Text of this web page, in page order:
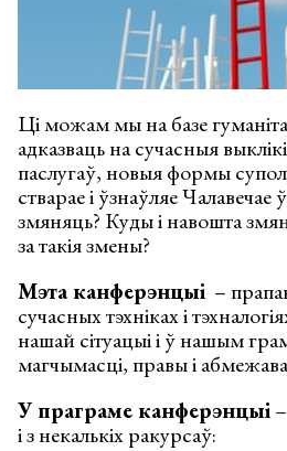
Ці можам мы на базе
адказваць на сучасныя
паслугаў, новыя формы
стварае і ўзнаўляе
змяняць? Куды і навошта
за такія змены?
Мэта канферэнцыі–
сучасных тэхніках і
нашай сітуацыі і ў нашым
магчымасці, правы і
У праграме канферэнцыі–
і з некалькіх ракурсаў: